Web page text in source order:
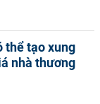
thể tạo xung
nhà thương